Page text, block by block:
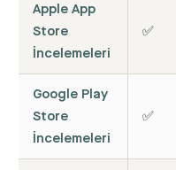
Apple App
Store
İncelemeleri
✅
Google Play
Store
İncelemeleri
✅